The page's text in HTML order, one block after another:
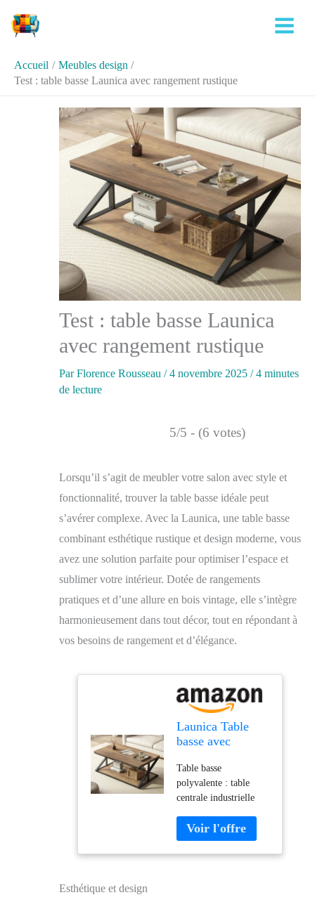
Accueil
Meubles design
Test : table basse Launica avec rangement rustique
Test : table basse Launica
avec rangement rustique
ParFlorence Rousseau /4 novembre 2025 /4 minutes
de lecture
5/5 - (6 votes)
Lorsqu’il s’agit de meubler votre salon avec style et
fonctionnalité, trouver la table basse idéale peut
s’avérer complexe. Avec la Launica, une table basse
combinant esthétique rustique et design moderne, vous
avez une solution parfaite pour optimiser l’espace et
sublimer votre intérieur. Dotée de rangements
pratiques et d’une allure en bois vintage, elle s’intègre
harmonieusement dans tout décor, tout en répondant à
vos besoins de rangement et d’élégance.
Launica Table
basse avec
de salon rustique,
table centrale
rectangulaire
moderne et
minimaliste, table
basse industrielle
en bois vintage,
Table basse
polyvalente : table
centrale industrielle
x 60 x 45,2 cm (L x l
x H), sert de multiples
fonctions de table
Esthétique et design